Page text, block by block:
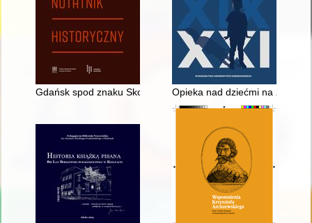
Gdańsk spod znaku Skorpiona? : z dociekań
Opieka nad dziećmi na